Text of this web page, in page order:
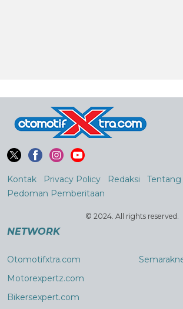
Kontak Privacy Policy Redaksi
Tentang
Pedoman Pemberitaan
© 2024. All rights reserved.
NETWORK
Otomotifxtra.com
Motorexpertz.com
Bikersexpert.com